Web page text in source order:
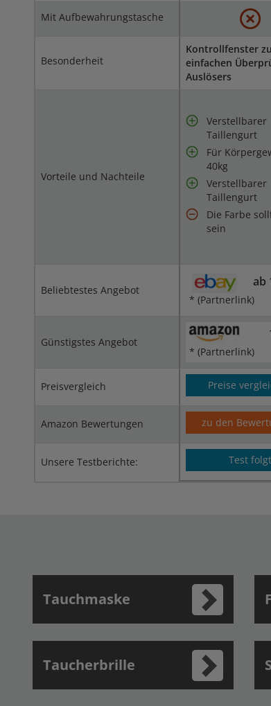
Mit Aufbewahrungstasche
Besonderheit
Kontrollfenster
einfachen
Auslösers
Vorteile und Nachteile
Verstellbarer
Taillengurt
Für
40kg
Verstellbarer
Taillengurt
Die Farbe
sein
Beliebtestes Angebot
ab
* (Partnerlink)
Günstigstes Angebot
* (Partnerlink)
Preisvergleich Preise
Amazon Bewertungen zu den
Unsere Testberichte: Test folgt
Tauchmaske
Taucherbrille